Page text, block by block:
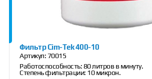
Фильтр Cim-Tek 400-10
Артикул:70015
Работоспособность: 80 литров в минуту.
Степень фильтрации: 10 микрон.